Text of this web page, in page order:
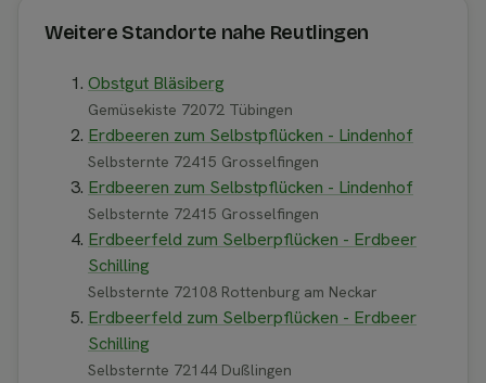
Weitere Standorte nahe Reutlingen
Obstgut Bläsiberg
Gemüsekiste 72072 Tübingen
Erdbeeren zum Selbstpflücken - Lindenhof
Selbsternte 72415 Grosselfingen
Erdbeeren zum Selbstpflücken - Lindenhof
Selbsternte 72415 Grosselfingen
Erdbeerfeld zum Selberpflücken - Erdbeer
Schilling
Selbsternte 72108 Rottenburg am Neckar
Erdbeerfeld zum Selberpflücken - Erdbeer
Schilling
Selbsternte 72144 Dußlingen